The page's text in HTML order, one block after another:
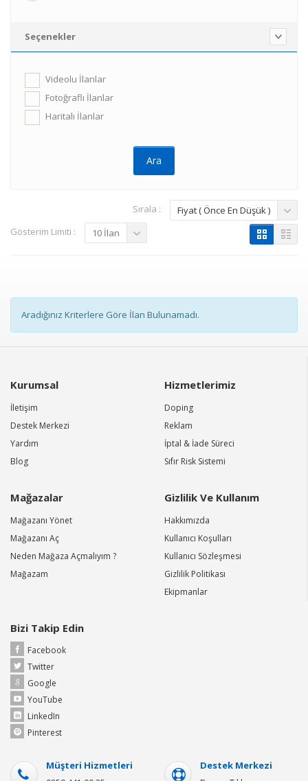
Seçenekler
Videolu İlanlar
Fotoğraflı İlanlar
Haritalı İlanlar
Sırala :
Fiyat ( Önce En Düşük )
Gösterim Limiti :
10 İlan
Aradığınız Kriterlere Göre İlan Bulunamadı.
Kurumsal
İletişim
Destek Merkezi
Yardım
Blog
Hizmetlerimiz
Doping
Reklam
İptal & İade Süreci
Sıfır Risk Sistemi
Mağazalar
Mağazanı Yönet
Mağazanı Aç
Neden Mağaza Açmalıyım ?
Mağazam
Gizlilik Ve Kullanım
Hakkımızda
Kullanıcı Koşulları
Kullanıcı Sözleşmesi
Gizlilik Politikası
Ekipmanlar
Bizi Takip Edin
Facebook
Twitter
Google
YouTube
LinkedIn
Pinterest
Müşteri Hizmetleri Destek Merkezi